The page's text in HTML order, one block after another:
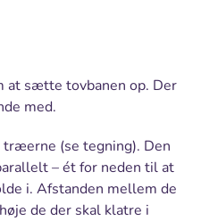
sætte tovbanen op. Der
med.
(se tegning). Den
– ét for neden til at
i. Afstanden mellem de
de der skal klatre i